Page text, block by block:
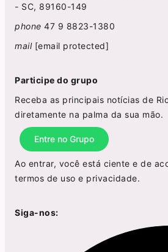
- SC, 89160-149
phone 47 9 8823-1380
mail [email protected]
Participe do grupo
Receba as principais notícias de
diretamente na palma da sua mão.
Entre no Grupo
Ao entrar, você está ciente e de
termos de uso e privacidade.
Siga-nos: